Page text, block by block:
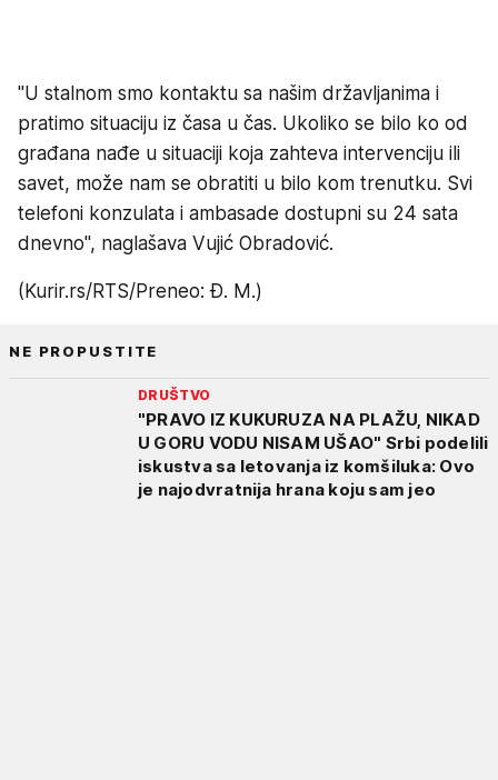
"U stalnom smo kontaktu sa našim državljanima i
pratimo situaciju iz časa u čas. Ukoliko se bilo ko od
građana nađe u situaciji koja zahteva intervenciju ili
savet, može nam se obratiti u bilo kom trenutku. Svi
telefoni konzulata i ambasade dostupni su 24 sata
dnevno", naglašava Vujić Obradović.
(Kurir.rs/RTS/Preneo: Đ. M.)
NE PROPUSTITE
DRUŠTVO
"PRAVO IZ KUKURUZA NA PLAŽU, NIKAD
U GORU VODU NISAM UŠAO" Srbi podelili
iskustva sa letovanja iz komšiluka: Ovo
je najodvratnija hrana koju sam jeo